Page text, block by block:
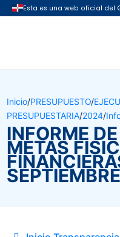
Inicio/PRESUPUESTO/
PRESUPUESTARIA/2024/
INFORME
METAS